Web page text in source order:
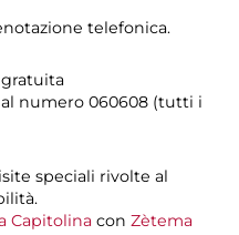
telefonica.
al numero 060608 (tutti i
speciali rivolte al
Capitolina con Zètema